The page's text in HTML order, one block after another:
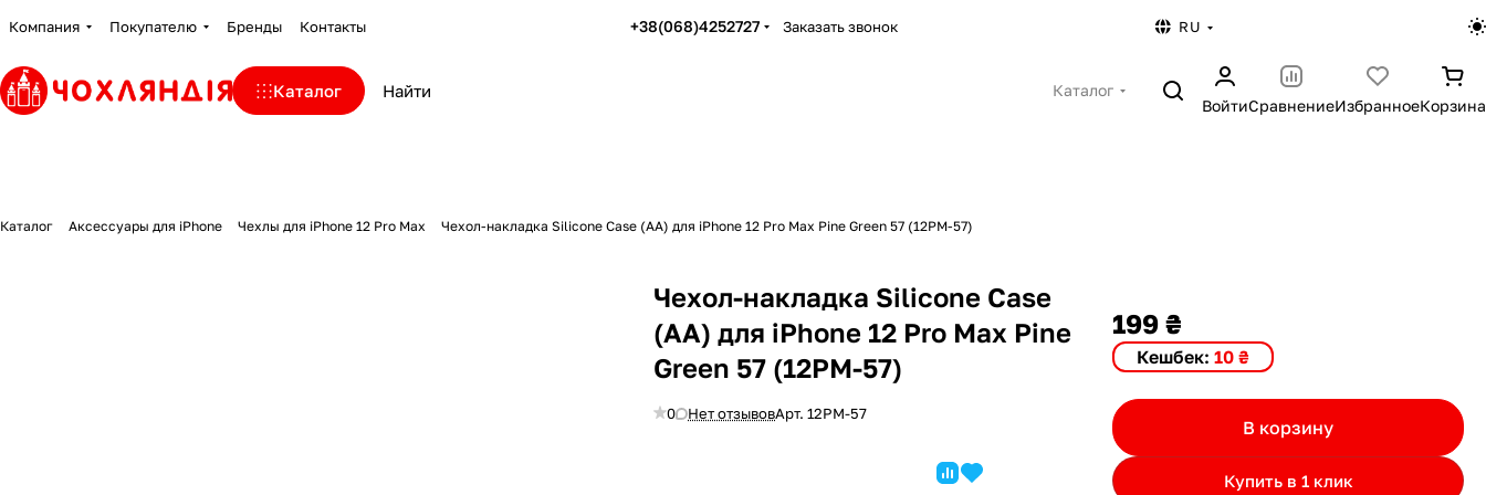
Компания Покупателю Бренды Контакты +38(068)4252727 Заказать звонок RU
Каталог
Каталог
ВойтиСравнениеИзбранноеКорзина
Каталог Аксессуары для iPhone Чехлы для iPhone 12 Pro Max Чехол-накладка Silicone Case (AA) для iPhone 12 Pro Max Pine Green 57 (12PM-57)
Чехол-накладка Silicone Case
(AA) для iPhone 12 Pro Max Pine
Green 57 (12PM-57)
0 Нет отзывовАрт.12PM-57
199 ₴
Кешбек: 10 ₴
В корзину
Купить в 1 клик